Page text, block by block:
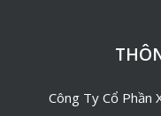
Công Ty Cổ Phần